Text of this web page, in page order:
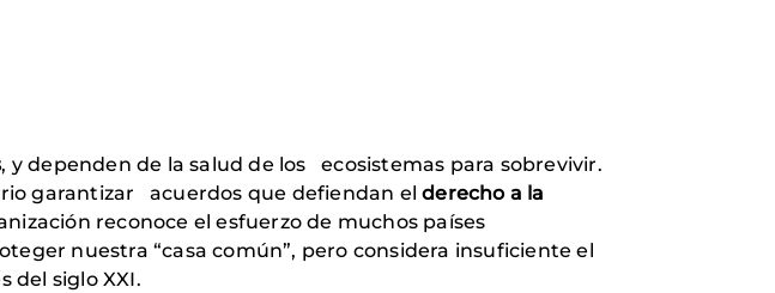
, y dependen de la salud de los ecosistemas para sobrevivir.
garantizar acuerdos que defiendan elderecho a la
reconoce el esfuerzo de muchos países
nuestra “casa común”, pero considera insuficiente el
del siglo XXI.